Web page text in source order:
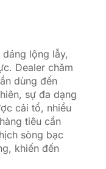
thiện tỷ suất
lộng lẫy,
Dealer chăm
dùng đến
sự đa dạng
cải tổ, nhiều
tiêu cần
sòng bạc